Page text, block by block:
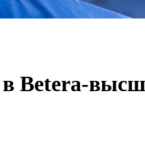
Betera-